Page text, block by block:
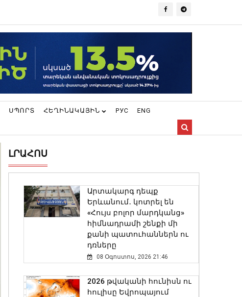
ՍՊՈՐՏ ՀԵՂԻՆԱԿԱՅԻՆ РУС ENG
ԼՐԱՀՈՍ
Արտակարգ դեպք
Երևանում․ կոտրել են
«Հույս բոլոր մարդկանց»
հիմնադրամի շենքի մի
քանի պատուհաններն ու
դռները
08 Օգոստոս, 2026 21:46
2026 թվականի հունիսն ու
հուլիսը Եվրոպայում